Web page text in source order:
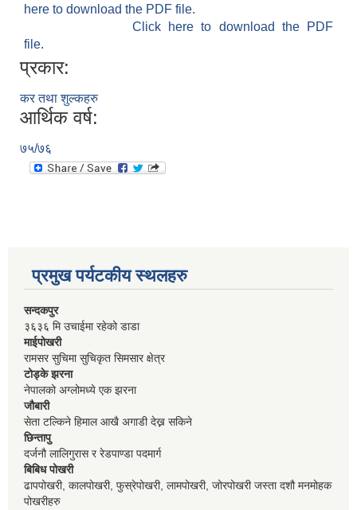
here to download the PDF file.
Click here to download the PDF
file.
प्रकार:
कर तथा शुल्कहरु
आर्थिक वर्ष:
७५/७६
प्रमुख पर्यटकीय स्थलहरु
सन्दकपुर
३६३६ मि उचाईमा रहेको डाडा
माईपोखरी
रामसर सुचिमा सुचिकृत सिमसार क्षेत्र
टोड्के झरना
नेपालको अग्लोमध्ये एक झरना
जौबारी
सेता टल्किने हिमाल आखै अगाडी देख्न सकिने
छिन्तापु
दर्जनौ लालिगुरास र रेडपाण्डा पदमार्ग
बिबिध पोखरी
ढापपोखरी, कालपोखरी, फुस्रेपोखरी, लामपोखरी, जोरपोखरी जस्ता दशौ मनमोहक
पोखरीहरु